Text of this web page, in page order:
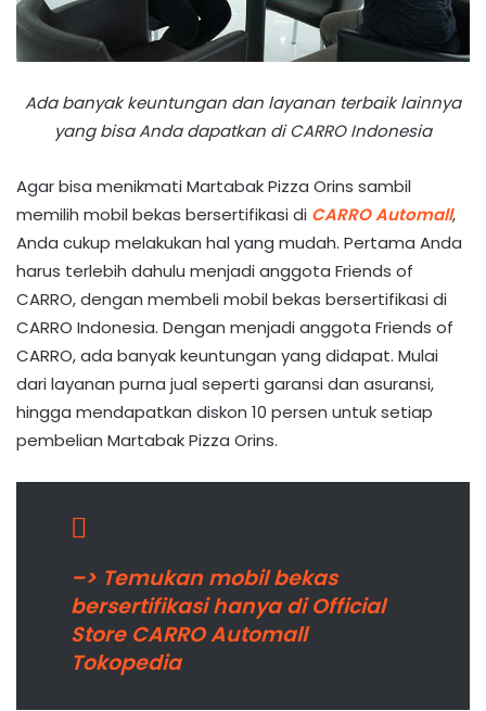
Ada banyak keuntungan dan layanan terbaik lainnya
yang bisa Anda dapatkan di CARRO Indonesia
Agar bisa menikmati Martabak Pizza Orins sambil
memilih mobil bekas bersertifikasi di CARRO Automall,
Anda cukup melakukan hal yang mudah. Pertama Anda
harus terlebih dahulu menjadi anggota Friends of
CARRO, dengan membeli mobil bekas bersertifikasi di
CARRO Indonesia. Dengan menjadi anggota Friends of
CARRO, ada banyak keuntungan yang didapat. Mulai
dari layanan purna jual seperti garansi dan asuransi,
hingga mendapatkan diskon 10 persen untuk setiap
pembelian Martabak Pizza Orins.
–> Temukan mobil bekas
bersertifikasi hanya di Official
Store CARRO Automall
Tokopedia